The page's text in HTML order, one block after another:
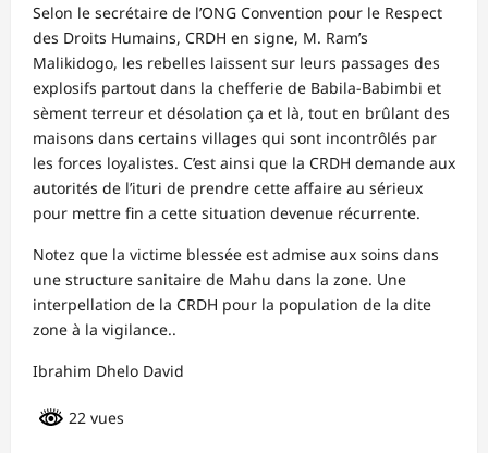
Selon le secrétaire de l’ONG Convention pour le Respect
des Droits Humains, CRDH en signe, M. Ram’s
Malikidogo, les rebelles laissent sur leurs passages des
explosifs partout dans la chefferie de Babila-Babimbi et
sèment terreur et désolation ça et là, tout en brûlant des
maisons dans certains villages qui sont incontrôlés par
les forces loyalistes. C’est ainsi que la CRDH demande aux
autorités de l’ituri de prendre cette affaire au sérieux
pour mettre fin a cette situation devenue récurrente.
Notez que la victime blessée est admise aux soins dans
une structure sanitaire de Mahu dans la zone. Une
interpellation de la CRDH pour la population de la dite
zone à la vigilance..
Ibrahim Dhelo David
22 vues